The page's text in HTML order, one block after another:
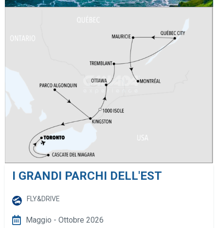
I GRANDI PARCHI DELL'EST
FLY&DRIVE
Maggio - Ottobre 2026